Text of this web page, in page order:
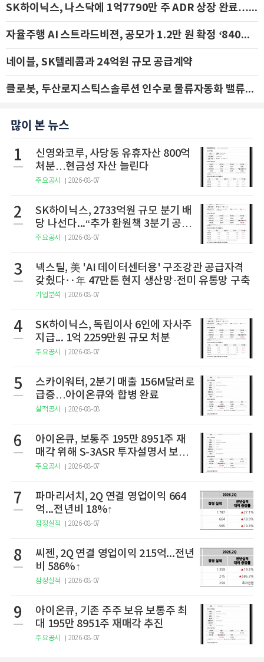
SK하이닉스, 나스닥에 1억7790만 주 ADR 상장 완료…29일 국내 추가 상장
자율주행 AI 스트라드비젼, 공모가 1.2만 원 확정 ‘840억 수혈’
네이블, SK텔레콤과 24억원 규모 공급계약
클로봇, 두산로지스틱스솔루션 인수로 물류자동화 밸류체인 확장 추진 - IBK투자증권
많이 본 뉴스
1
신영와코루, 사당동 유휴자산 800억
처분…현금성 자산 늘린다
주요공시 2026-08-07
2
SK하이닉스, 2733억원 규모 분기 배
당 나선다...“추가 환원책 3분기 공
개”
주요공시 2026-08-07
3
넥스틸, 美 'AI 데이터센터용' 구조강관 공급자격
갖췄다‥年 47만톤 현지 생산망·전미 유통망 구축
기업분석 2026-08-07
4
SK하이닉스, 독립이사 6인에 자사주
지급... 1억 2259만원 규모 처분
주요공시 2026-08-07
5
스카이워터, 2분기 매출 156M달러로
급증…아이온큐와 합병 완료
실적공시 2026-08-08
6
아이온큐, 보통주 195만 8951주 재
매각 위해 S-3ASR 투자설명서 보충
서 제출
주요공시 2026-08-07
7
파마리서치, 2Q 연결 영업이익 664
억...전년비 18%↑
잠정실적 2026-08-07
8
씨젠, 2Q 연결 영업이익 215억...전년
비 586%↑
잠정실적 2026-08-07
9
아이온큐, 기존 주주 보유 보통주 최
대 195만 8951주 재매각 추진
주요공시 2026-08-07